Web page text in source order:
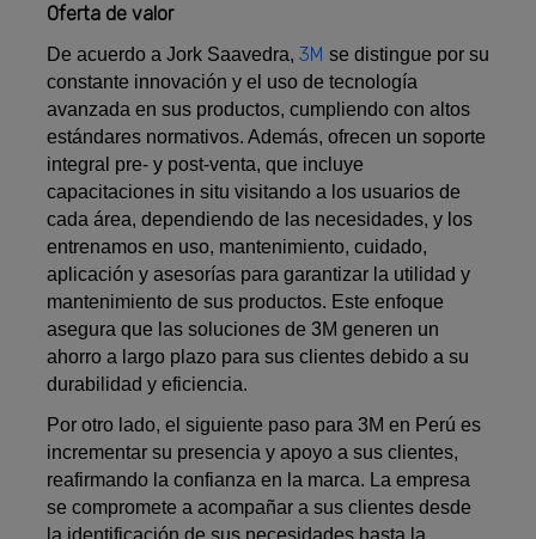
Oferta de valor
De acuerdo a Jork Saavedra,3Mse distingue por su
constante innovación y el uso de tecnología
avanzada en sus productos, cumpliendo con altos
estándares normativos. Además, ofrecen un soporte
integral pre- y post-venta, que incluye
capacitaciones in situ visitando a los usuarios de
cada área, dependiendo de las necesidades, y los
entrenamos en uso, mantenimiento, cuidado,
aplicación y asesorías para garantizar la utilidad y
mantenimiento de sus productos. Este enfoque
asegura que las soluciones de 3M generen un
ahorro a largo plazo para sus clientes debido a su
durabilidad y eficiencia.
Por otro lado, el siguiente paso para 3M en Perú es
incrementar su presencia y apoyo a sus clientes,
reafirmando la confianza en la marca. La empresa
se compromete a acompañar a sus clientes desde
la identificación de sus necesidades hasta la